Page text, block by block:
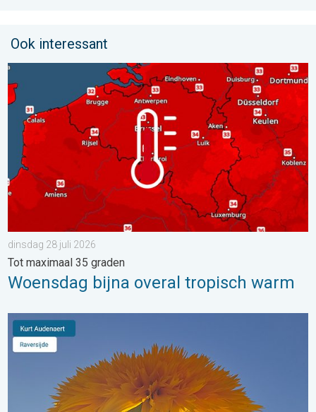
Ook interessant
Woensdag bijna overal tropisch warm. Tot maximaal 35
dinsdag 28 juli 2026
Tot maximaal 35 graden
Woensdag bijna overal tropisch warm
Stuur jouw weerfoto van de week!. Weer&Radar Uploader. . .